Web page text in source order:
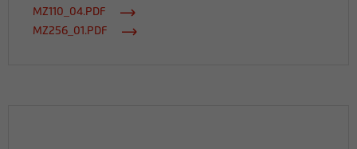
MZ110_04.PDF
MZ256_01.PDF